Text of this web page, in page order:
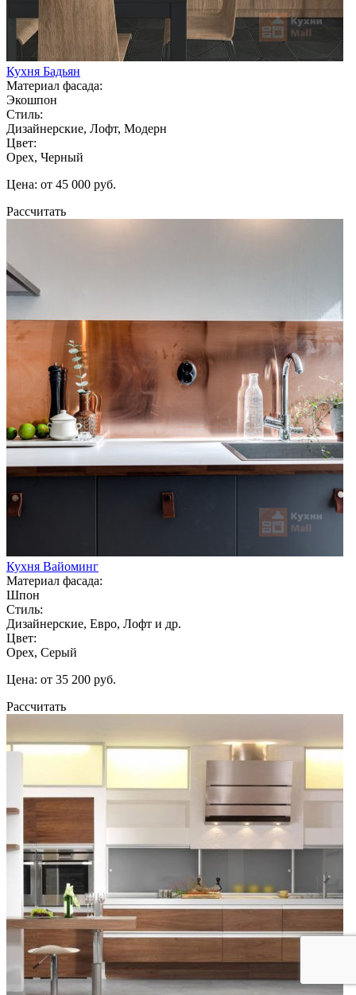
Кухня Бадьян
Материал фасада:
Экошпон
Стиль:
Дизайнерские, Лофт, Модерн
Цвет:
Орех, Черный
Цена: от 45 000 руб.
Рассчитать
Кухня Вайоминг
Материал фасада:
Шпон
Стиль:
Дизайнерские, Евро, Лофт и др.
Цвет:
Орех, Серый
Цена: от 35 200 руб.
Рассчитать